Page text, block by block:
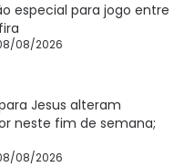
especial para jogo entre
08/2026
Jesus alteram
neste fim de semana;
08/2026